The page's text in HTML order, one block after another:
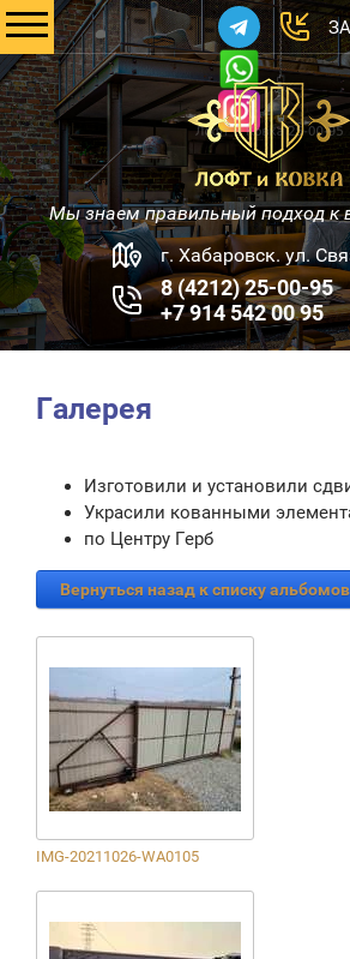
Мы знаем правильный подход к
г. Хабаровск. ул.
8 (4212) 25-00-95
+7 914 542 00 95
Галерея
Изготовили и установили
Украсили кованными
по Центру Герб
Вернуться назад к списку альбомов
IMG-20211026-WA0105